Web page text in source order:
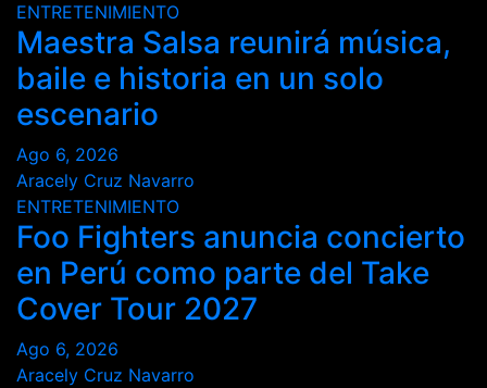
ENTRETENIMIENTO
Maestra Salsa reunirá música,
baile e historia en un solo
escenario
Ago 6, 2026
Aracely Cruz Navarro
ENTRETENIMIENTO
Foo Fighters anuncia concierto
en Perú como parte del Take
Cover Tour 2027
Ago 6, 2026
Aracely Cruz Navarro